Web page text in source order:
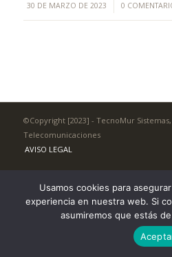
30 DE MARZO DE 2023
/ 0 /
©Copyright [2023] - TecnoMur
Telecomunicaciones
AVISO LEGAL
Usamos cookies para
experiencia en nuestra web. Si
asumiremos que estás